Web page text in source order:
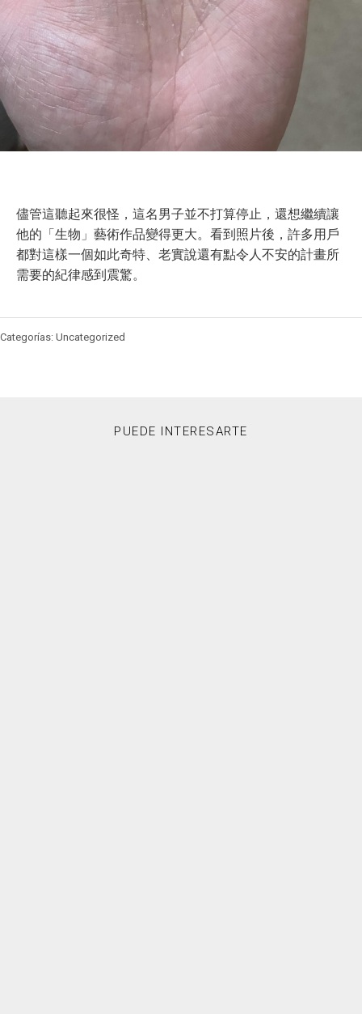
儘管這聽起來很怪，這名男子並不打算停止，還想繼續讓
他的「生物」藝術作品變得更大。看到照片後，許多用戶
都對這樣一個如此奇特、老實說還有點令人不安的計畫所
需要的紀律感到震驚。
Categorías: Uncategorized
PUEDE INTERESARTE